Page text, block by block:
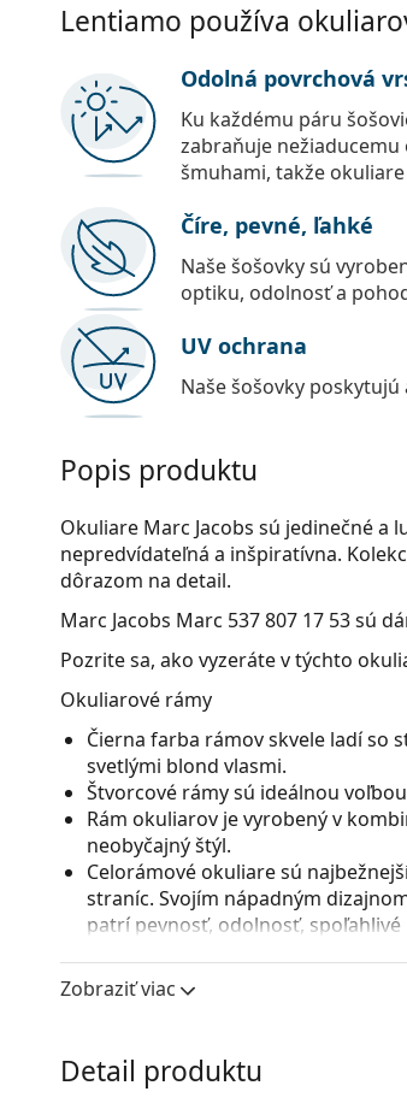
Lentiamo používa
Odolná povrchová
Ku každému páru
zabraňuje
šmuhami, takže
Číre, pevné, ľahké
Naše šošovky sú
optiku, odolnosť a
UV ochrana
Naše šošovky
Popis produktu
Okuliare Marc Jacobs sú jedinečné a
nepredvídateľná a inšpiratívna.
dôrazom na detail.
Marc Jacobs Marc 537 807 17 53sú
Pozrite sa, ako vyzeráte v týchto
Okuliarové rámy
Čierna farba rámov skvele ladí so
svetlými blond vlasmi.
Štvorcové rámy sú ideálnou
Rám okuliarov je vyrobený v
neobyčajný štýl.
Celorámové okuliare sú
straníc. Svojím nápadným
patrí pevnosť, odolnosť,
s vyššou optickou mohutnosťou.
Nastaviteľné sedielka umožňujú
vykonávať skúsený optik, aby
zlomeniu.
Zobraziť viac
Detail produktu